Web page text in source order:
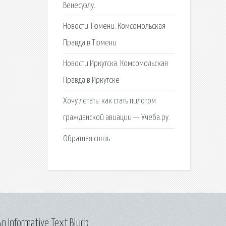
Венесуэлу.
Новости Тюмени. Комсомольская
Правда в Тюмени
Новости Иркутска. Комсомольская
Правда в Иркутске
Хочу летать: как стать пилотом
гражданской авиации — Учёба.ру.
Обратная связь.
Informative Text Blurb